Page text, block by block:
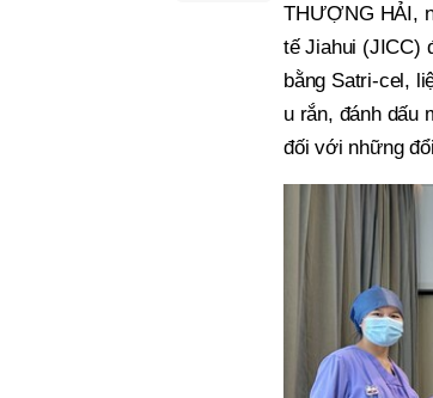
THƯỢNG HẢI,
tế Jiahui (JICC)
bằng Satri-cel,
u rắn, đánh dấu
đối với những